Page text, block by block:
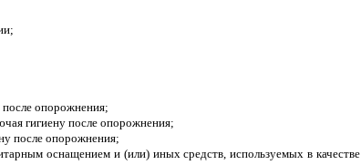
опорожнения;
гигиену после опорожнения;
после опорожнения;
оснащением и (или) иных средств, используемых в качестве